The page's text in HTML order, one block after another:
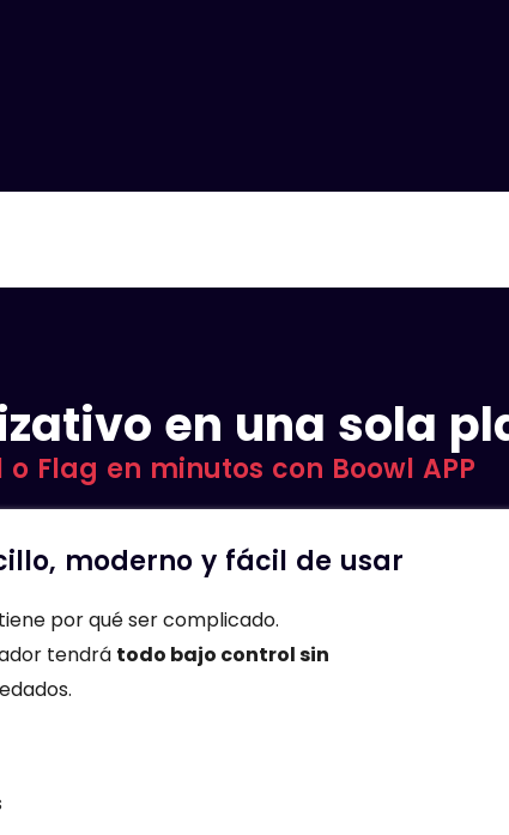
en una sola
Flag en minutos con Boowl APP
moderno y fácil de usar
por qué ser complicado.
tendrá todo bajo control sin